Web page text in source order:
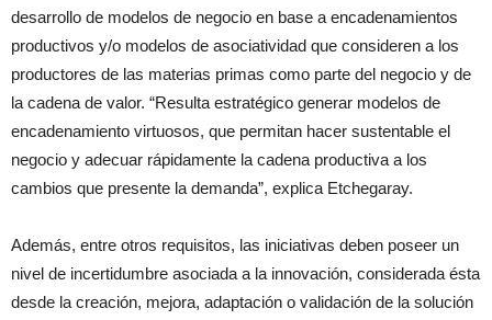
desarrollo de modelos de negocio en base a encadenamientos
productivos y/o modelos de asociatividad que consideren a los
productores de las materias primas como parte del negocio y de
la cadena de valor. “Resulta estratégico generar modelos de
encadenamiento virtuosos, que permitan hacer sustentable el
negocio y adecuar rápidamente la cadena productiva a los
cambios que presente la demanda”, explica Etchegaray.
Además, entre otros requisitos, las iniciativas deben poseer un
nivel de incertidumbre asociada a la innovación, considerada ésta
desde la creación, mejora, adaptación o validación de la solución